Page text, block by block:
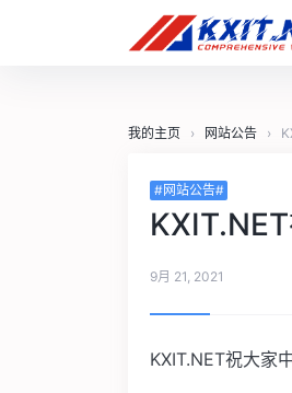
我的主页 › 网站公告 ›
#网站公告#
9月 21, 2021
KXIT.NET祝大家